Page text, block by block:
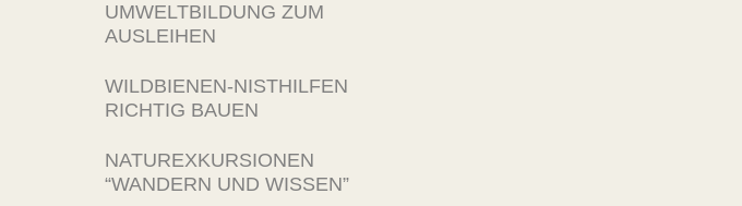
UMWELTBILDUNG ZUM
AUSLEIHEN
WILDBIENEN-NISTHILFEN
RICHTIG BAUEN
NATUREXKURSIONEN
“WANDERN UND WISSEN”